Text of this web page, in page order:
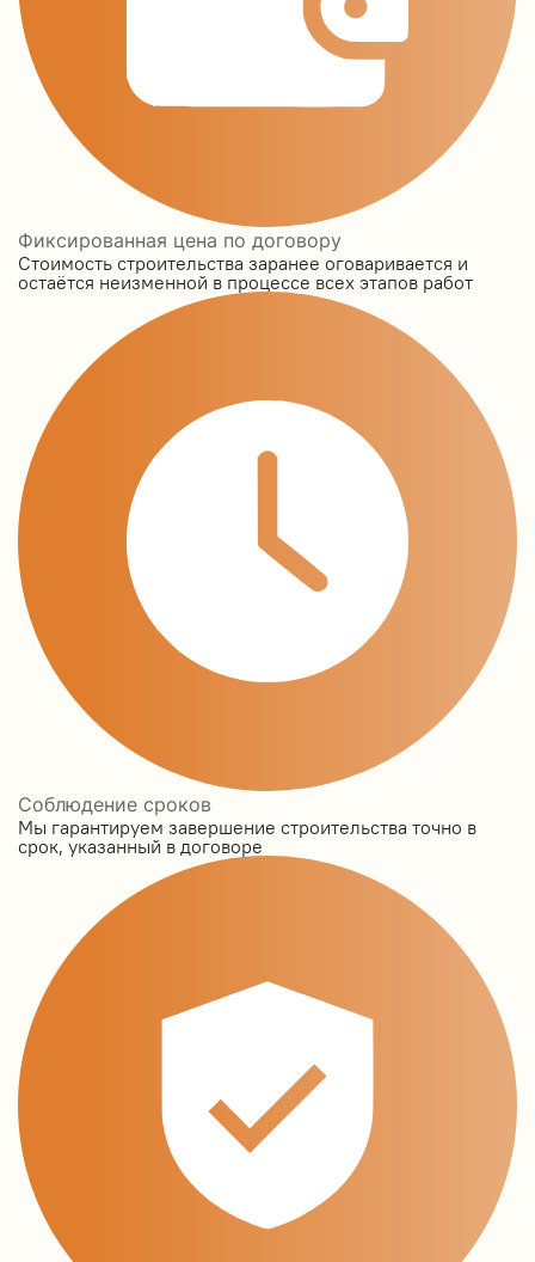
Фиксированная цена по договору
Стоимость строительства заранее оговаривается и
остаётся неизменной в процессе всех этапов работ
Соблюдение сроков
Мы гарантируем завершение строительства точно в
срок, указанный в договоре